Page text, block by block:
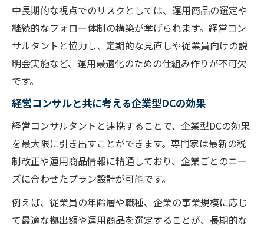
中長期的な視点でのリスクとしては、運用商品の選定や
継続的なフォロー体制の構築が挙げられます。経営コン
サルタントと協力し、定期的な見直しや従業員向けの説
明会実施など、運用最適化のための仕組み作りが不可欠
です。
経営コンサルと共に考える企業型DCの効果
経営コンサルタントと連携することで、企業型DCの効果
を最大限に引き出すことができます。専門家は最新の税
制改正や運用商品情報に精通しており、企業ごとのニー
ズに合わせたプラン設計が可能です。
例えば、従業員の年齢層や職種、企業の事業規模に応じ
て最適な拠出額や運用商品を選定することが、長期的な